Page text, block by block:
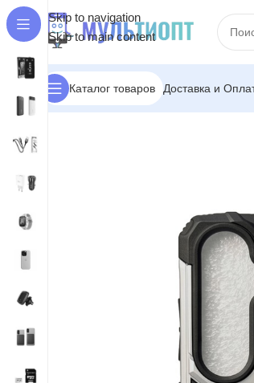
Skip to navigation
Skip to main content
Каталог товаров Доставка и